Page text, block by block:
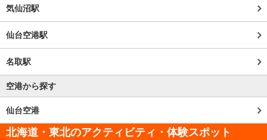
気仙沼駅
仙台空港駅
名取駅
空港から探す
仙台空港
北海道・東北のアクティビティ・体験スポット